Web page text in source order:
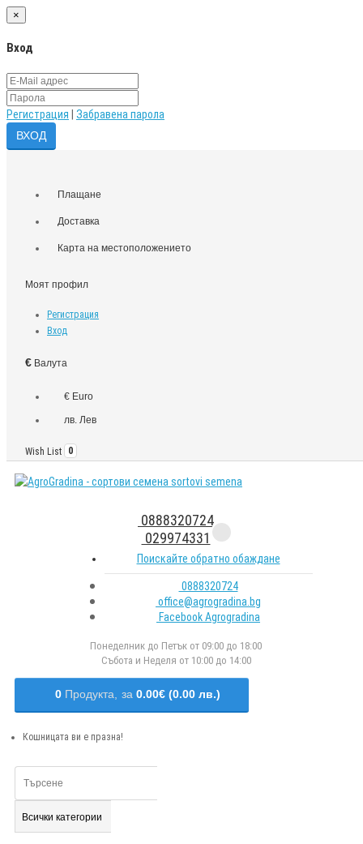
×
Вход
Регистрация Забравена парола
Плащане
Доставка
Карта на местоположението
Моят профил
Регистрация
Вход
€ Валута
€ Euro
лв. Лев
Wish List 0
0888320724
029974331
Поискайте обратно обаждане
0888320724
office@agrogradina.bg
Facebook Agrogradina
Понеделник до Петък от 09:00 до 18:00
Събота и Неделя от 10:00 до 14:00
0 Продукта, за 0.00€ (0.00 лв.)
Кошницата ви е празна!
Всички категории